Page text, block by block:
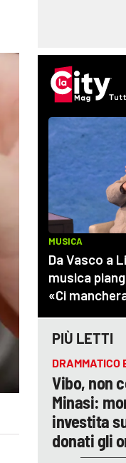
PIÙ LETTI
DRAMMATICO
Vibo, non
Minasi:
investita
donati gli